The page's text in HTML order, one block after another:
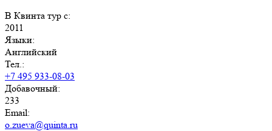
В Квинта тур с:
2011
Языки:
Английский
Тел.:
+7 495 933-08-03
Добавочный:
233
Email:
o.zueva@quinta.ru